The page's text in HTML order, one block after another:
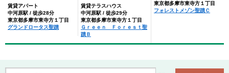
賃貸アパート
中河原駅 / 徒歩28分
東京都多摩市東寺方１丁目
グランドロータス聖蹟
賃貸テラスハウス
中河原駅 / 徒歩29分
東京都多摩市東寺方１丁目
Ｇｒｅｅｎ Ｆｏｒｅｓｔ聖
蹟Ｂ
東京都多摩市東寺方１丁目
フォレストメゾン聖蹟Ｃ